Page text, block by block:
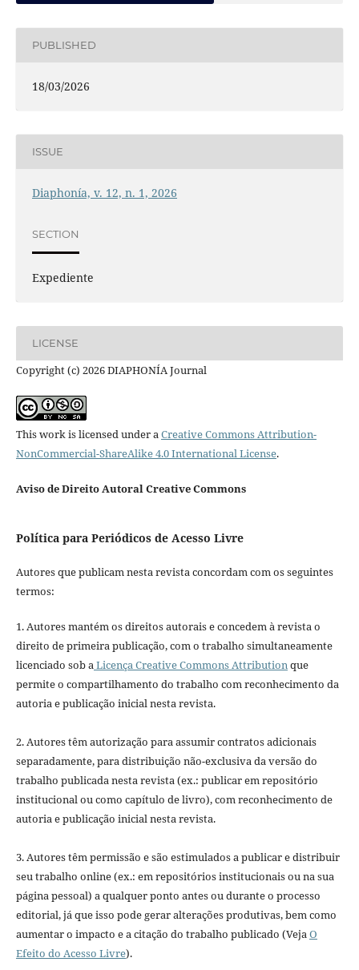
PUBLISHED
18/03/2026
ISSUE
Diaphonía, v. 12, n. 1, 2026
SECTION
Expediente
LICENSE
Copyright (c) 2026 DIAPHONÍA Journal
This work is licensed under aCreative Commons Attribution-
NonCommercial-ShareAlike 4.0 International License.
Aviso de Direito Autoral Creative Commons
Política para Periódicos de Acesso Livre
Autores que publicam nesta revista concordam com os seguintes
termos:
1. Autores mantém os direitos autorais e concedem à revista o
direito de primeira publicação, com o trabalho simultaneamente
licenciado sob aLicença Creative Commons Attributionque
permite o compartilhamento do trabalho com reconhecimento da
autoria e publicação inicial nesta revista.
2. Autores têm autorização para assumir contratos adicionais
separadamente, para distribuição não-exclusiva da versão do
trabalho publicada nesta revista (ex.: publicar em repositório
institucional ou como capítulo de livro), com reconhecimento de
autoria e publicação inicial nesta revista.
3. Autores têm permissão e são estimulados a publicar e distribuir
seu trabalho online (ex.: em repositórios institucionais ou na sua
página pessoal) a qualquer ponto antes ou durante o processo
editorial, já que isso pode gerar alterações produtivas, bem como
aumentar o impacto e a citação do trabalho publicado (VejaO
Efeito do Acesso Livre).